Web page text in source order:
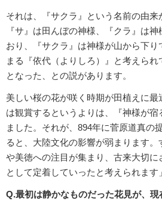
それは、『サクラ』という名前の由来
『サ』は田んぼの神様、『クラ』は
おり、『サクラ』は神様が山から下り
まる『依代（よりしろ）』と考えられ
となった、との説があります。
美しい桜の花が咲く時期が田植えに
は観賞するというよりは、『神様が
ました。それが、894年に菅原道真の
ると、大陸文化の影響が弱まります
や美徳への注目が集まり、古来大切
として定着していったと考えられます」
Q.最初は静かなものだった花見が、